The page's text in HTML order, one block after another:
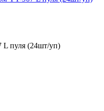
L пуля (24шт/уп)